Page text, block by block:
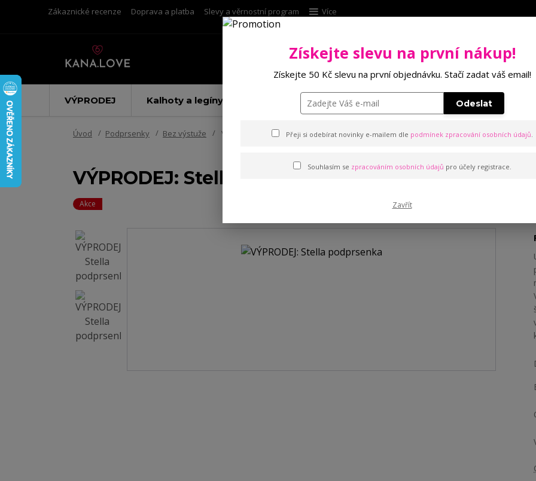
Zákaznické recenze Doprava a platba Slevy a věrnostní program Více
VÝPRODEJ Kalhoty a legíny Punčochové zboží
Úvod Podprsenky Bez výstuže VÝPRODEJ: Stella podprsenka
VÝPRODEJ: Stella podprsenka
Akce
Získejte slevu na první nákup!
Získejte 50 Kč slevu na první objednávku. Stačí zadat váš email!
Odeslat
Přeji si odebírat novinky e-mailem dle podmínek zpracování osobních údajů.
Souhlasím se zpracováním osobních údajů pro účely registrace.
Zavřít